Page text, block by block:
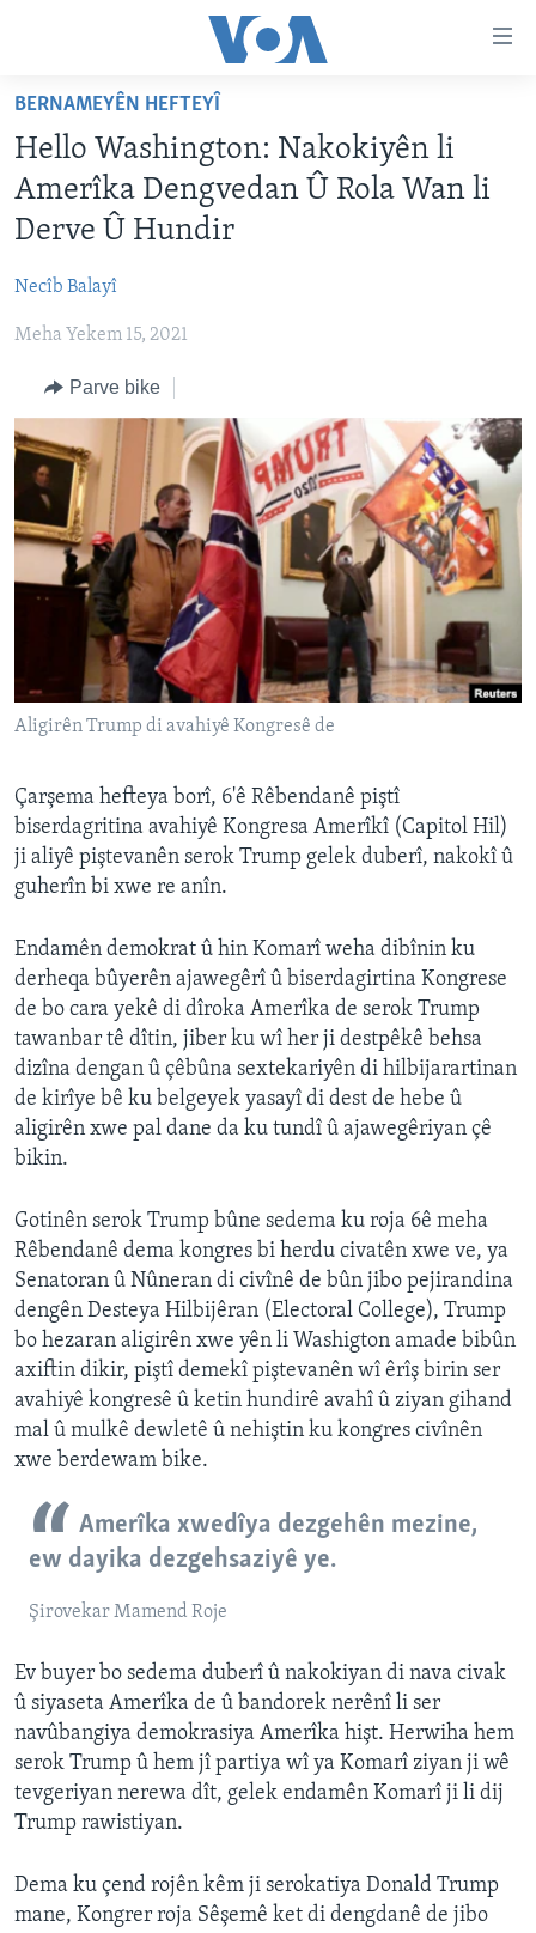
Yekser
naveroka
serekî
Yekser
here
Malpera
Yekser
Lêgerînê
DESTPÊK
VÎDYO GALERÎ
HEVPEYVÎN
HERÊMÊN KURDAN
TIRKÎYE
SÛRÎYE
ÎRAQ
ÎRAN
ROJHILATA NAVÎN
CÎHAN
ÇAND Û HUNER
SERNIVÎS
SORANÎ
Learning English
Zimanên Din
BERNAMEYÊN HEFTEYÎ
Hello Washington: Nakokiyên li
Amerîka Dengvedan Û Rola Wan li
Derve Û Hundir
Necîb Balayî
Meha Yekem 15, 2021
Parve bike
Aligirên Trump di avahiyê Kongresê de
Çarşema hefteya borî, 6'ê Rêbendanê piştî
biserdagritina avahiyê Kongresa Amerîkî (Capitol Hil)
ji aliyê piştevanên serok Trump gelek duberî, nakokî û
guherîn bi xwe re anîn.
Endamên demokrat û hin Komarî weha dibînin ku
derheqa bûyerên ajawegêrî û biserdagirtina Kongrese
de bo cara yekê di dîroka Amerîka de serok Trump
tawanbar tê dîtin, jiber ku wî her ji destpêkê behsa
dizîna dengan û çêbûna sextekariyên di hilbijarartinan
de kirîye bê ku belgeyek yasayî di dest de hebe û
aligirên xwe pal dane da ku tundî û ajawegêriyan çê
bikin.
Gotinên serok Trump bûne sedema ku roja 6ê meha
Rêbendanê dema kongres bi herdu civatên xwe ve, ya
Senatoran û Nûneran di civînê de bûn jibo pejirandina
dengên Desteya Hilbijêran (Electoral College), Trump
bo hezaran aligirên xwe yên li Washigton amade bibûn
axiftin dikir, piştî demekî piştevanên wî êrîş birin ser
avahiyê kongresê û ketin hundirê avahî û ziyan gihand
mal û mulkê dewletê û nehiştin ku kongres civînên
xwe berdewam bike.
Amerîka xwedîya dezgehên mezine,
ew dayika dezgehsaziyê ye.
Şirovekar Mamend Roje
Ev buyer bo sedema duberî û nakokiyan di nava civak
û siyaseta Amerîka de û bandorek nerênî li ser
navûbangiya demokrasiya Amerîka hişt. Herwiha hem
serok Trump û hem jî partiya wî ya Komarî ziyan ji wê
tevgeriyan nerewa dît, gelek endamên Komarî ji li dij
Trump rawistiyan.
Dema ku çend rojên kêm ji serokatiya Donald Trump
mane, Kongrer roja Sêşemê ket di dengdanê de jibo